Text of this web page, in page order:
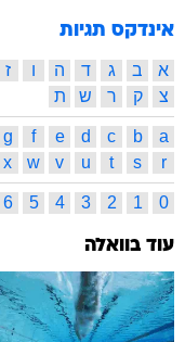
אינדקס תגיות
א ב ג ד ה ו ז
צ
ק ר ש ת
a
b
c
d
e
f
g
r
s
t
u
v
w
x
0
1
2
3
4
5
6
עוד בוואלה